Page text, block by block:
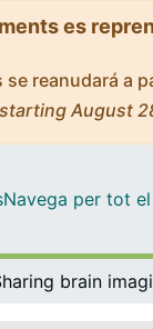
es
reanudará a
August
Navega per tot el